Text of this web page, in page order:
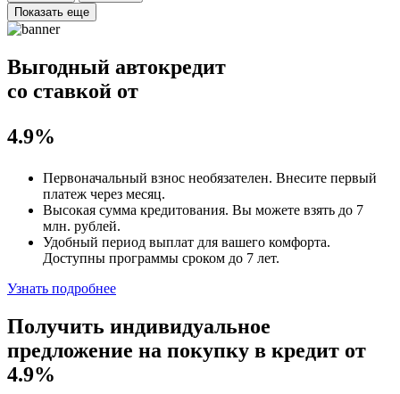
Показать еще
Выгодный автокредит
со ставкой от
4.9%
Первоначальный взнос необязателен. Внесите первый
платеж через месяц.
Высокая сумма кредитования. Вы можете взять до 7
млн. рублей.
Удобный период выплат для вашего комфорта.
Доступны программы сроком до 7 лет.
Узнать подробнее
Получить индивидуальное
предложение на покупку в кредит от
4.9%